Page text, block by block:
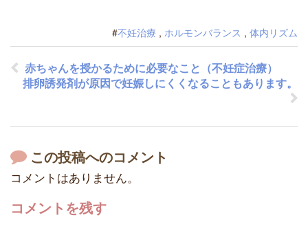
#不妊治療 , ホルモンバランス , 体内リズム
赤ちゃんを授かるために必要なこと（不妊症治療）
排卵誘発剤が原因で妊娠しにくくなることもあります。
この投稿へのコメント
コメントはありません。
コメントを残す